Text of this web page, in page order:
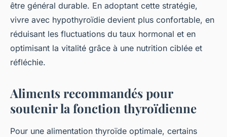
être général durable. En adoptant cette stratégie,
vivre avec hypothyroïdie devient plus confortable, en
réduisant les fluctuations du taux hormonal et en
optimisant la vitalité grâce à une nutrition ciblée et
réfléchie.
Aliments recommandés pour
soutenir la fonction thyroïdienne
Pour une alimentation thyroïde optimale, certains